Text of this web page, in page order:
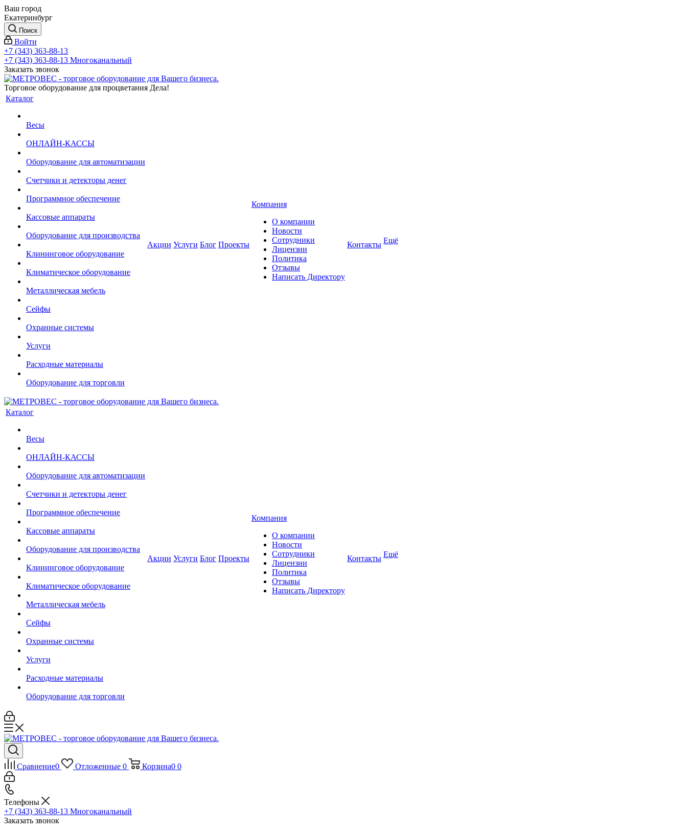
Ваш город
Екатеринбург
Поиск
Войти
+7 (343) 363-88-13
+7 (343) 363-88-13 Многоканальный
Заказать звонок
Торговое оборудование для процветания Дела!
Каталог
Весы
ОНЛАЙН-КАССЫ
Оборудование для автоматизации
Счетчики и детекторы денег
Программное обеспечение
Кассовые аппараты
Оборудование для производства
Клининговое оборудование
Климатическое оборудование
Металлическая мебель
Сейфы
Охранные системы
Услуги
Расходные материалы
Оборудование для торговли
Акции Услуги Блог Проекты
Компания
О компании
Новости
Сотрудники
Лицензии
Политика
Отзывы
Написать Директору
Контакты Ещё
Каталог
Весы
ОНЛАЙН-КАССЫ
Оборудование для автоматизации
Счетчики и детекторы денег
Программное обеспечение
Кассовые аппараты
Оборудование для производства
Клининговое оборудование
Климатическое оборудование
Металлическая мебель
Сейфы
Охранные системы
Услуги
Расходные материалы
Оборудование для торговли
Акции Услуги Блог Проекты
Компания
О компании
Новости
Сотрудники
Лицензии
Политика
Отзывы
Написать Директору
Контакты Ещё
Сравнение0 Отложенные 0 Корзина0 0
Телефоны
+7 (343) 363-88-13 Многоканальный
Заказать звонок